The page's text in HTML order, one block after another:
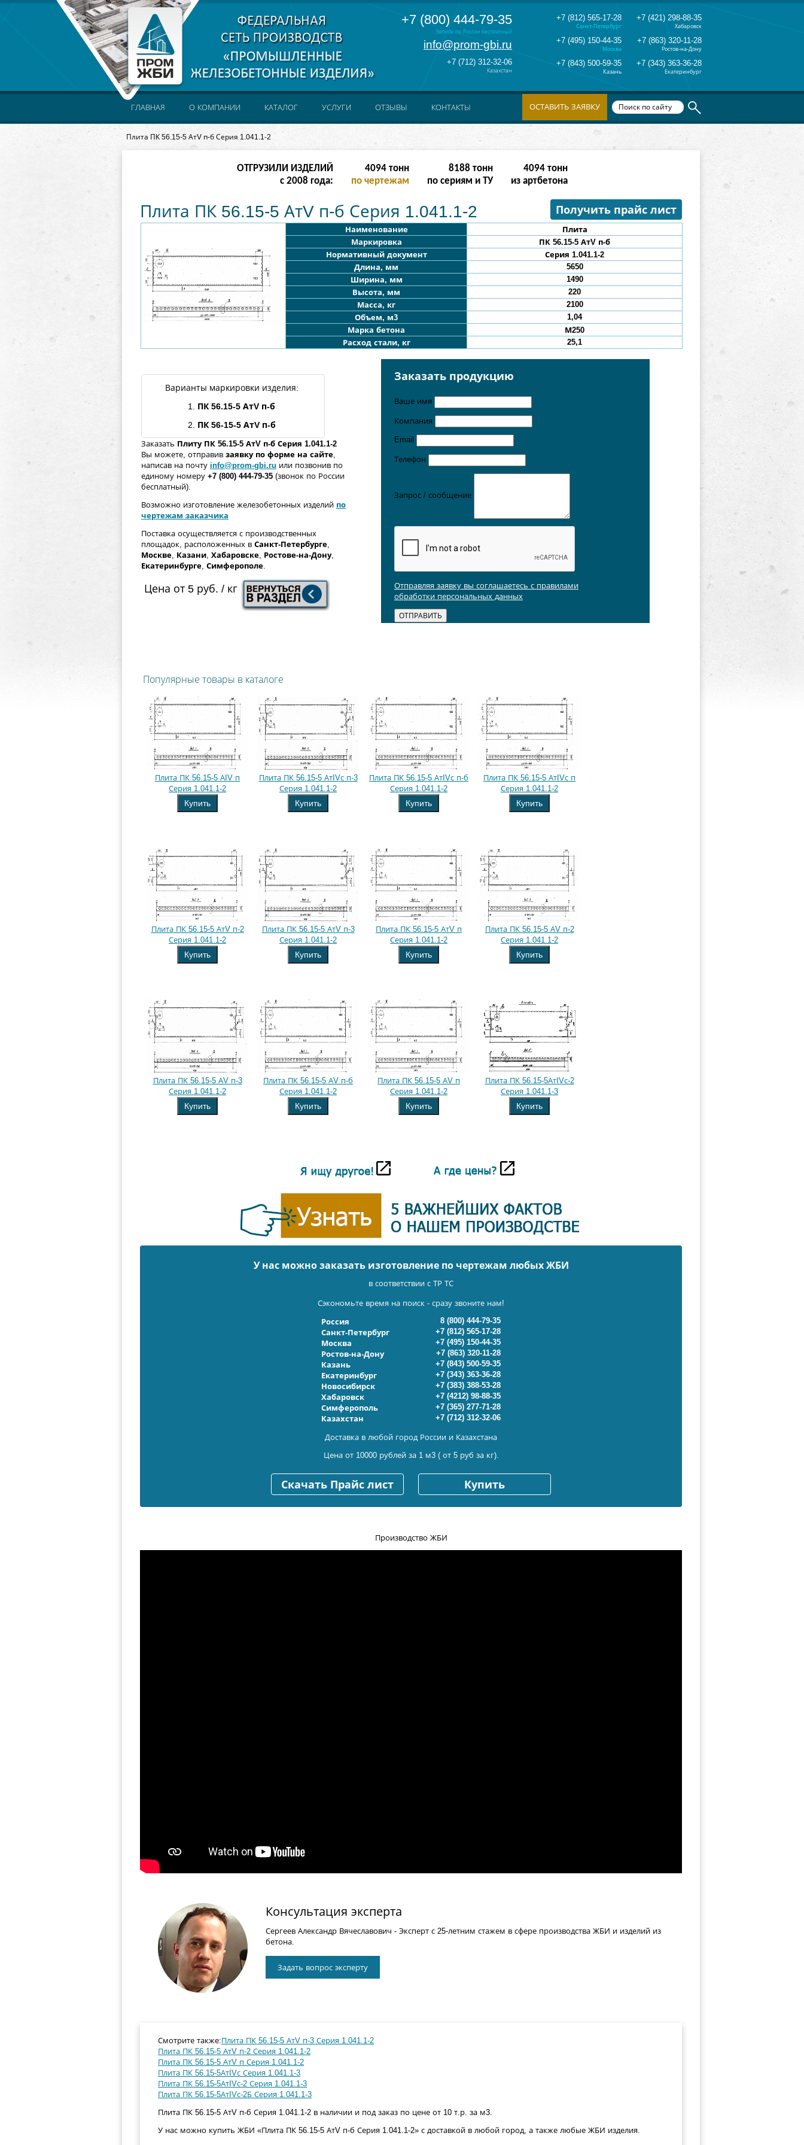
+7 (800) 444-79-35
Звонок по России бесплатный
info@prom-gbi.ru
+7 (712) 312-32-06
Казахстан
+7 (812) 565-17-28
Санкт-Петербург
+7 (421) 298-88-35
Хабаровск
+7 (495) 150-44-35
Москва
+7 (863) 320-11-28
Ростов-на-Дону
+7 (843) 500-59-35
Казань
+7 (343) 363-36-28
Екатеринбург
Плита ПК 56.15-5 АтV п-б Серия 1.041.1-2
ГЛАВНАЯ О КОМПАНИИ КАТАЛОГ УСЛУГИ ОТЗЫВЫ КОНТАКТЫ ОСТАВИТЬ ЗАЯВКУ
ОТГРУЗИЛИ ИЗДЕЛИЙ
с 2008 года:
32766тонн
по чертежам
65532 тонн
по сериям и ТУ
32766тонн
из артбетона
Получить прайс лист
Плита ПК 56.15-5 АтV п-б Серия 1.041.1-2
Наименование
Плита
Маркировка
ПК 56.15-5 АтV п-б
Нормативный документ
Серия 1.041.1-2
Длина, мм
5650
Ширина, мм
1490
Высота, мм
220
Масса, кг
2100
Объем, м3
1,04
Марка бетона
М250
Расход стали, кг
25,1
Варианты маркировки изделия:
1. ПК 56.15-5 АтV п-б
2.
ПК 56-15-5 АтV п-б
Заказать Плиту ПК 56.15-5 АтV п-б Серия 1.041.1-2
Вы можете, отправив заявку по форме на сайте,
написав на почту info@prom-gbi.ru или позвонив по
единому номеру +7 (800) 444-79-35 (звонок по России
бесплатный).
Возможно изготовление железобетонных изделий по
чертежам заказчика
Поставка осуществляется с производственных
площадок, расположенных в Санкт-Петербурге,
Москве, Казани, Хабаровске, Ростове-на-Дону,
Екатеринбурге, Симферополе.
Цена от 5 руб. / кг
Заказать продукцию
Ваше имя
Компания
Email
Телефон
Запрос / сообщение
Отправляя заявку вы соглашаетесь с правилами
обработки персональных данных
Популярные товары в каталоге
Плита ПК 56.15-5 АIV п
Серия 1.041.1-2
Купить
Плита ПК 56.15-5 АтIVс п-3
Серия 1.041.1-2
Купить
Плита ПК 56.15-5 АтIVс п-б
Серия 1.041.1-2
Купить
Плита ПК 56.15-5 АтIVс п
Серия 1.041.1-2
Купить
Плита ПК 56.15-5 АтV п-2
Серия 1.041.1-2
Купить
Плита ПК 56.15-5 АтV п-3
Серия 1.041.1-2
Купить
Плита ПК 56.15-5 АтV п
Серия 1.041.1-2
Купить
Плита ПК 56.15-5 АV п-2
Серия 1.041.1-2
Купить
Плита ПК 56.15-5 АV п-3
Серия 1.041.1-2
Купить
Плита ПК 56.15-5 АV п-б
Серия 1.041.1-2
Купить
Плита ПК 56.15-5 АV п
Серия 1.041.1-2
Купить
Плита ПК 56.15-5АтIVс-2
Серия 1.041.1-3
Купить
У нас можно заказать изготовление по чертежам любых ЖБИ
в соответствии с ТР ТС
Сэкономьте время на поиск - сразу звоните нам!
Россия
8 (800) 444-79-35
Санкт-Петербург
+7 (812) 565-17-28
Москва
+7 (495) 150-44-35
Ростов-на-Дону
+7 (863) 320-11-28
Казань
+7 (843) 500-59-35
Екатеринбург
+7 (343) 363-36-28
Новосибирск
+7 (383) 388-53-28
Хабаровск
+7 (4212) 98-88-35
Симферополь
+7 (365) 277-71-28
Казахстан
+7 (712) 312-32-06
Доставка в любой город России и Казахстана
Цена от 10000 рублей за 1 м3 ( от 5 руб за кг).
Скачать Прайс лист Купить
Производство ЖБИ
Консультация эксперта
Сергеев Александр Вячеславович - Эксперт с 25-летним стажем в сфере производства ЖБИ и изделий из
бетона.
Задать вопрос эксперту
Смотрите также:Плита ПК 56.15-5 АтV п-3 Серия 1.041.1-2
Плита ПК 56.15-5 АтV п-2 Серия 1.041.1-2
Плита ПК 56.15-5 АтV п Серия 1.041.1-2
Плита ПК 56.15-5АтIVс Серия 1.041.1-3
Плита ПК 56.15-5АтIVс-2 Серия 1.041.1-3
Плита ПК 56.15-5АтIVс-2Б Серия 1.041.1-3
Плита ПК 56.15-5 АтV п-б Серия 1.041.1-2 в наличии и под заказ по цене от 10 т.р. за м3.
У нас можно купить ЖБИ «Плита ПК 56.15-5 АтV п-б Серия 1.041.1-2» с доставкой в любой город, а также любые ЖБИ изделия.